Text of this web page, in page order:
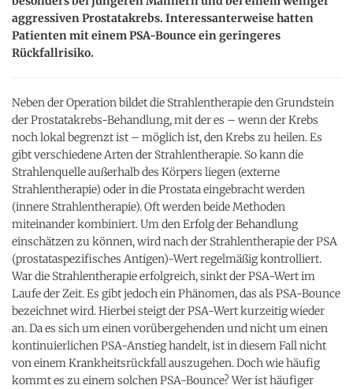
aggressiven Prostatakrebs. Interessanterweise hatten
Patienten mit einem PSA-Bounce ein geringeres
Rückfallrisiko.
Neben der Operation bildet die Strahlentherapie den Grundstein
der Prostatakrebs-Behandlung, mit der es – wenn der Krebs
noch lokal begrenzt ist – möglich ist, den Krebs zu heilen. Es
gibt verschiedene Arten der Strahlentherapie. So kann die
Strahlenquelle außerhalb des Körpers liegen (externe
Strahlentherapie) oder in die Prostata eingebracht werden
(innere Strahlentherapie). Oft werden beide Methoden
miteinander kombiniert. Um den Erfolg der Behandlung
einschätzen zu können, wird nach der Strahlentherapie der PSA
(prostataspezifisches Antigen)-Wert regelmäßig kontrolliert.
War die Strahlentherapie erfolgreich, sinkt der PSA-Wert im
Laufe der Zeit. Es gibt jedoch ein Phänomen, das als PSA-Bounce
bezeichnet wird. Hierbei steigt der PSA-Wert kurzeitig wieder
an. Da es sich um einen vorübergehenden und nicht um einen
kontinuierlichen PSA-Anstieg handelt, ist in diesem Fall nicht
von einem Krankheitsrückfall auszugehen. Doch wie häufig
kommt es zu einem solchen PSA-Bounce? Wer ist häufiger